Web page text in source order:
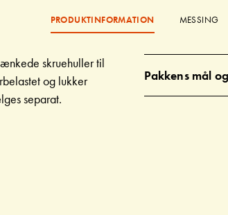
PRODUKTINFORMATION
skruehuller til
og lukker
separat.
Pakkens mål
MESSING